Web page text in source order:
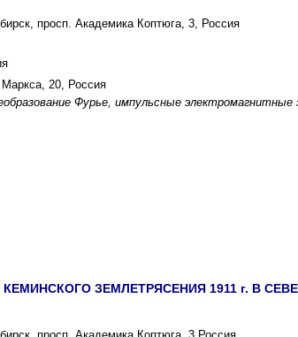
просп. Академика Коптюга, 3, Россия
Маркса, 20, Россия
Фурье, импульсные электромагнитные
ЗЕМЛЕТРЯСЕНИЯ 1911 г. В